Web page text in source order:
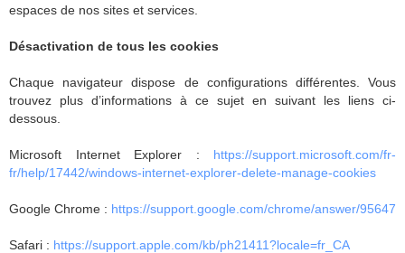
espaces de nos sites et services.
Désactivation de tous les cookies
Chaque navigateur dispose de configurations différentes. Vous
trouvez plus d’informations à ce sujet en suivant les liens ci-
dessous.
Microsoft Internet Explorer : https://support.microsoft.com/fr-
fr/help/17442/windows-internet-explorer-delete-manage-cookies
Google Chrome : https://support.google.com/chrome/answer/95647
Safari : https://support.apple.com/kb/ph21411?locale=fr_CA